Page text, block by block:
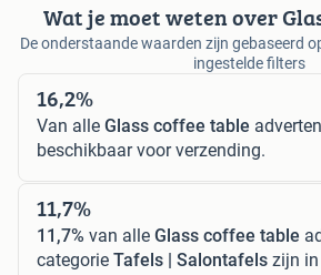
Wat je moet weten over
De onderstaande waarden zijn gebaseerd
ingestelde filters
16,2%
Van alle Glass coffee table
beschikbaar voor verzending.
11,7%
11,7% van alle Glass coffee table
categorie Tafels | Salontafels zijn